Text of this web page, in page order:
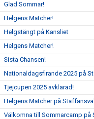
Glad Sommar!
Helgens Matcher!
Helgstängt på Kansliet
Helgens Matcher!
Sista Chansen!
Nationaldagsfirande 2025 på
Tjejcupen 2025 avklarad!
Helgens Matcher på
Välkomna till Sommarcamp på